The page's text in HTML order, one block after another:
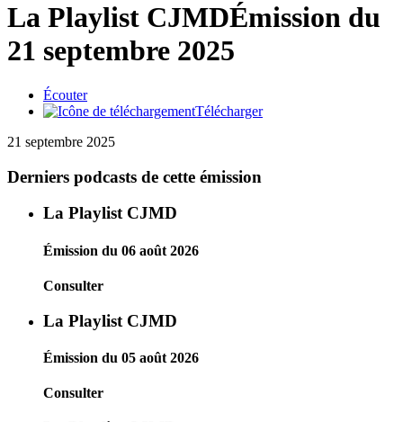
La Playlist CJMDÉmission du
21 septembre 2025
Écouter
Télécharger
21 septembre 2025
Derniers podcasts de cette émission
La Playlist CJMD
Émission du 06 août 2026
Consulter
La Playlist CJMD
Émission du 05 août 2026
Consulter